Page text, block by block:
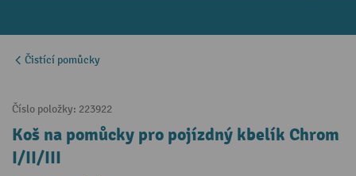
Čistící pomůcky
Číslo položky: 223922
Koš na pomůcky pro pojízdný kbelík Chrom
I/II/III